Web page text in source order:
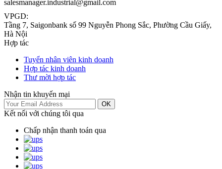
salesmanager.industrial@gmail.com
VPGD:
Tầng 7, Saigonbank số 99 Nguyễn Phong Sắc, Phường Cầu Giấy,
Hà Nội
Hợp tác
Tuyển nhân viên kinh doanh
Hợp tác kinh doanh
Thư mời hợp tác
Nhận tin khuyến mại
OK
Kết nối với chúng tôi qua
Chấp nhận thanh toán qua